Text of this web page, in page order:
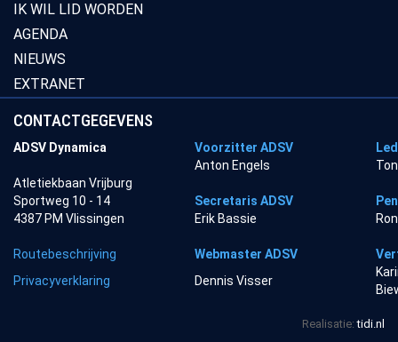
IK WIL LID WORDEN
AGENDA
NIEUWS
EXTRANET
CONTACTGEGEVENS
ADSV Dynamica Voorzitter ADSV
Anton Engels
Atletiekbaan Vrijburg
Sportweg 10 - 14
Secretaris ADSV
4387 PM Vlissingen
Erik Bassie
Routebeschrijving Webmaster ADSV
Privacyverklaring
Dennis Visser
Realisatie:tidi.nl